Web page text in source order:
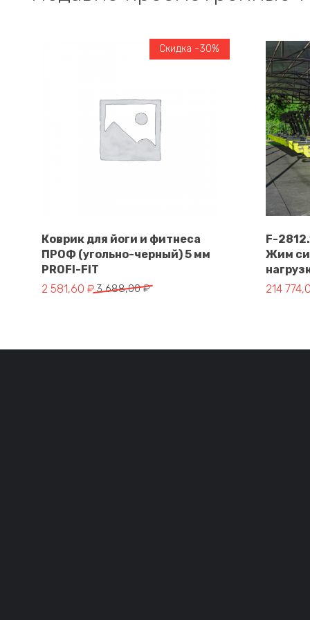
В корзину
Скидка -30%
Коврик для йоги и фитнеса
ПРОФ (угольно-черный) 5 мм
PROFI-FIT
3 688,00₽
Первоначальная цена составляла 3 688,00 ₽.
2 581,60 ₽
Текущая цена: 2 581,60 ₽.
F-
Жим
214
Текущая